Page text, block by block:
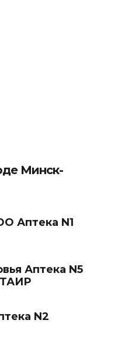
Минск-
Аптека N1
Аптека N5
N2